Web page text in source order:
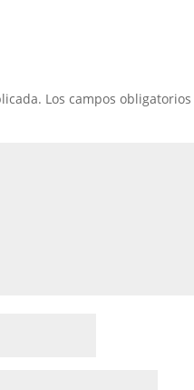
Los campos